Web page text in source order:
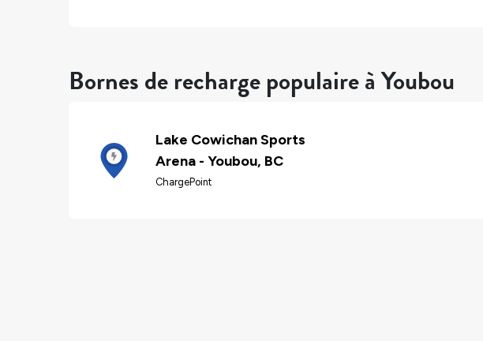
Bornes de recharge populaire à Youbou
Lake Cowichan Sports
Arena - Youbou, BC
ChargePoint